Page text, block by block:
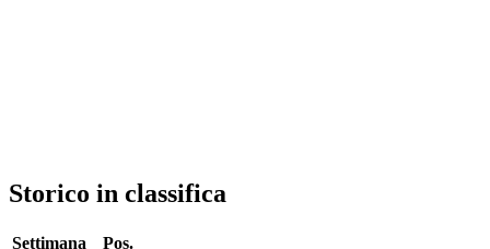
Storico in classifica
Settimana
Pos.